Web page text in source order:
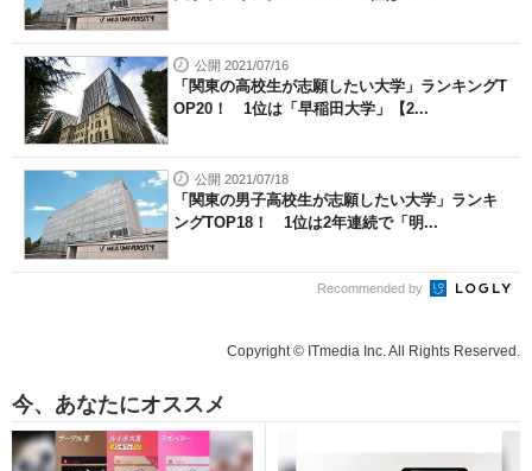
公開 2021/07/16
「関東の高校生が志願したい大学」ランキングT
OP20！ 1位は「早稲田大学」【2...
公開 2021/07/18
「関東の男子高校生が志願したい大学」ランキ
ングTOP18！ 1位は2年連続で「明...
Recommended by
Copyright © ITmedia Inc. All Rights Reserved.
今、あなたにオススメ